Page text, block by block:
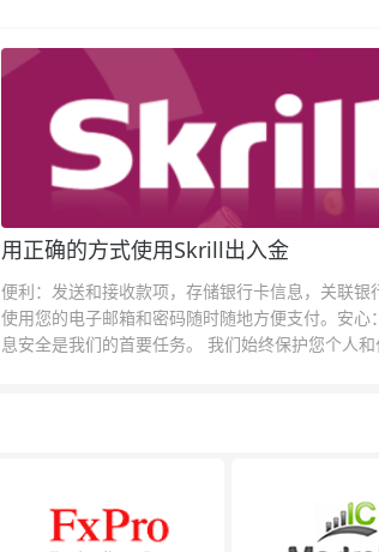
用正确的方式使用Skrill出入金
便利：发送和接收款项，存储银行卡信息，关联银
使用您的电子邮箱和密码随时随地方便支付。安心
息安全是我们的首要任务。 我们始终保护您个人和